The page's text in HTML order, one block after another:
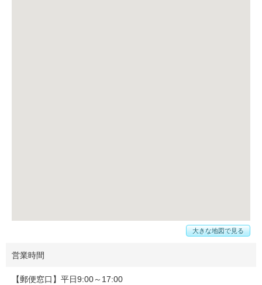
大きな地図で見る
営業時間
【郵便窓口】平日9:00～17:00